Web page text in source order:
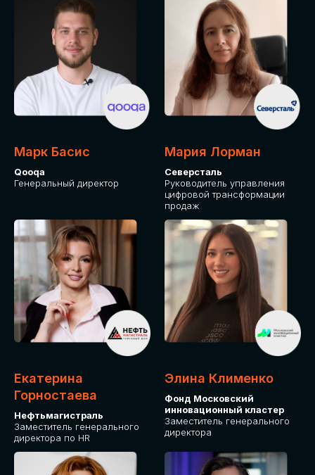
Марк Басис
Qooqa
Генеральный директор
Мария Лорман
Северсталь
Руководитель управления
цифровой трансформации
продаж
Екатерина
Горностаева
Нефтьмагистраль
Заместитель генерального
директора по HR
Элина Клименко
Фонд Московский
инновационный кластер
Заместитель генерального
директора
МЕРОПРИЯТИЯ
Приглашаем стать партнером GLOBAL
TECH FORUM и презентовать ваши
решения целевой аудитории. Будем
рады сотрудничеству!
СТАНЬТЕ
ЭКСПОНЕНТОМ
ПОДАТЬ ЗАЯВКУ
IT Solutions for Business